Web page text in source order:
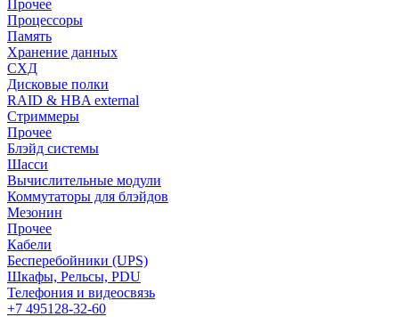
Прочее
Процессоры
Память
Хранение данных
СХД
Дисковые полки
RAID & HBA external
Стриммеры
Прочее
Блэйд системы
Шасси
Вычислительные модули
Коммутаторы для блэйдов
Мезонин
Прочее
Кабели
Бесперебойники (UPS)
Шкафы, Рельсы, PDU
Телефония и видеосвязь
+7 495128-32-60